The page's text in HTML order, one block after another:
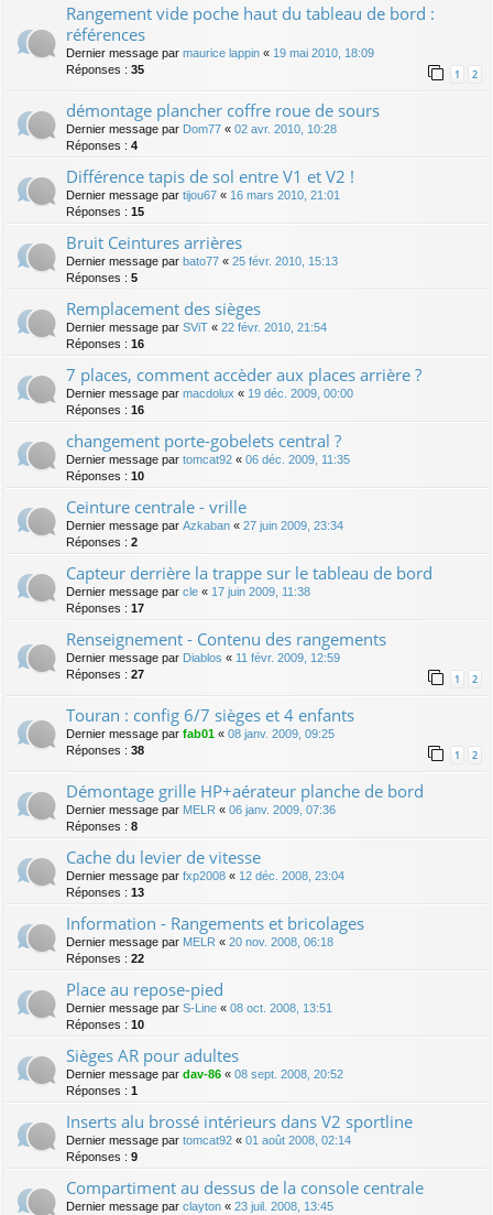
Rangement vide poche haut du tableau de bord :
références
Dernier message par maurice lappin « 19 mai 2010, 18:09
Réponses : 35 1 2
démontage plancher coffre roue de sours
Dernier message par Dom77 « 02 avr. 2010, 10:28
Réponses : 4
Différence tapis de sol entre V1 et V2 !
Dernier message par tijou67 « 16 mars 2010, 21:01
Réponses : 15
Bruit Ceintures arrières
Dernier message par bato77 « 25 févr. 2010, 15:13
Réponses : 5
Remplacement des sièges
Dernier message par SViT « 22 févr. 2010, 21:54
Réponses : 16
7 places, comment accèder aux places arrière ?
Dernier message par macdolux « 19 déc. 2009, 00:00
Réponses : 16
changement porte-gobelets central ?
Dernier message par tomcat92 « 06 déc. 2009, 11:35
Réponses : 10
Ceinture centrale - vrille
Dernier message par Azkaban « 27 juin 2009, 23:34
Réponses : 2
Capteur derrière la trappe sur le tableau de bord
Dernier message par cle « 17 juin 2009, 11:38
Réponses : 17
Renseignement - Contenu des rangements
Dernier message par Diablos « 11 févr. 2009, 12:59
Réponses : 27 1 2
Touran : config 6/7 sièges et 4 enfants
Dernier message par fab01 « 08 janv. 2009, 09:25
Réponses : 38 1 2
Démontage grille HP+aérateur planche de bord
Dernier message par MELR « 06 janv. 2009, 07:36
Réponses : 8
Cache du levier de vitesse
Dernier message par fxp2008 « 12 déc. 2008, 23:04
Réponses : 13
Information - Rangements et bricolages
Dernier message par MELR « 20 nov. 2008, 06:18
Réponses : 22
Place au repose-pied
Dernier message par S-Line « 08 oct. 2008, 13:51
Réponses : 10
Sièges AR pour adultes
Dernier message par dav-86 « 08 sept. 2008, 20:52
Réponses : 1
Inserts alu brossé intérieurs dans V2 sportline
Dernier message par tomcat92 « 01 août 2008, 02:14
Réponses : 9
Compartiment au dessus de la console centrale
Dernier message par clayton « 23 juil. 2008, 13:45